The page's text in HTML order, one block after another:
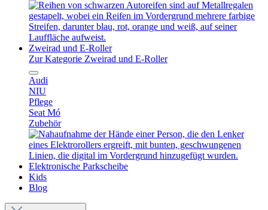
Zweirad und E-Roller
Zur Kategorie Zweirad und E-Roller
Audi
NIU
Pflege
Seat Mó
Zubehör
Elektronische Parkscheibe
Kids
Blog